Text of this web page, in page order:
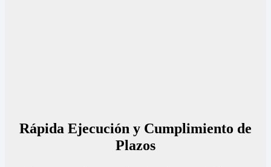
Rápida Ejecución y Cumplimiento de
Plazos